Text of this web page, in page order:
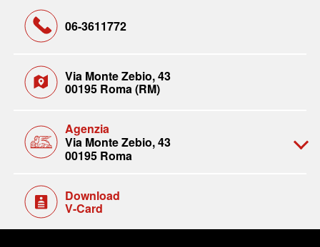
06-3611772
Via Monte Zebio, 43
00195 Roma (RM)
Agenzia
Via Monte Zebio, 43
00195 Roma
Download
V-Card